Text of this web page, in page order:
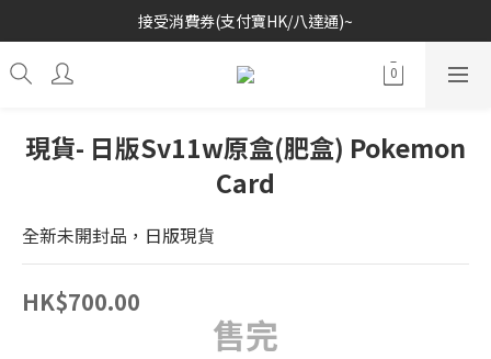
歡迎各位玩具收藏家~
接受消費券(支付寶HK/八達通)~
歡迎各位玩具收藏家~
現貨- 日版Sv11w原盒(肥盒) Pokemon
Card
全新未開封品，日版現貨
HK$700.00
售完